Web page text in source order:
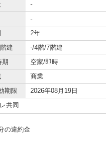
-
-
2年
建
-/4階/7階建
期
空家/即時
商業
期限
2026年08月19日
共同
の違約金